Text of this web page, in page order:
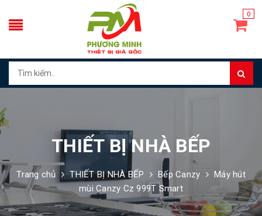
0
THIẾT BỊ NHÀ BẾP
Trang chủ THIẾT BỊ NHÀ BẾP Bếp Canzy
Máy hút
mùi Canzy Cz 999T Smart